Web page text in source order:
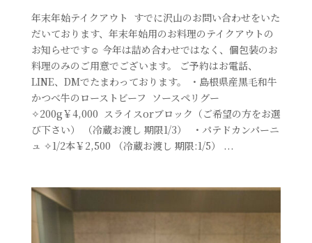
年末年始テイクアウト⁡ ⁡⁡ ⁡すでに沢山のお問い合わせをいた
だいております、年末年始用のお料理のテイクアウトの
お知らせです☺️⁡ ⁡今年は詰め合わせではなく、個包装のお
料理のみのご用意でございます。⁡ ご予約はお電話、
LINE、DMでたまわっております。 ・島根県産黒毛和牛
かつべ牛のローストビーフ⁡ ⁡ ソースペリグー ⁡ ⁡
✧︎200g￥4,000 ⁡ スライスorブロック（ご希望の方をお選
び下さい） （冷蔵お渡し 期限1/3） ⁡ ⁡・パテドカンパーニ
ュ ✧︎1/2本￥2,500 （冷蔵お渡し 期限:1/5） ⁡...